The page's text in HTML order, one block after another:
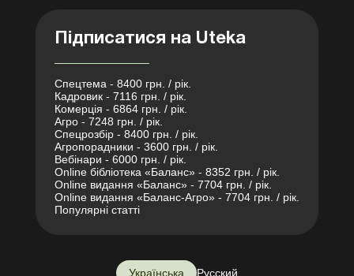
Підписатися на Uteka
Спецтема - 8400 грн. / рік.
Кадровик - 7116 грн. / рік.
Комерція - 6864 грн. / рік.
Агро - 7248 грн. / рік.
Спецрозбір - 8400 грн. / рік.
Агропорадники - 3600 грн. / рік.
Вебінари - 6000 грн. / рік.
Online бібліотека «Баланс» - 8352 грн. / рік.
Online видання «Баланс» - 7704 грн. / рік.
Online видання «Баланс-Агро» - 7704 грн. / рік.
Популярні статті
Українська Русский